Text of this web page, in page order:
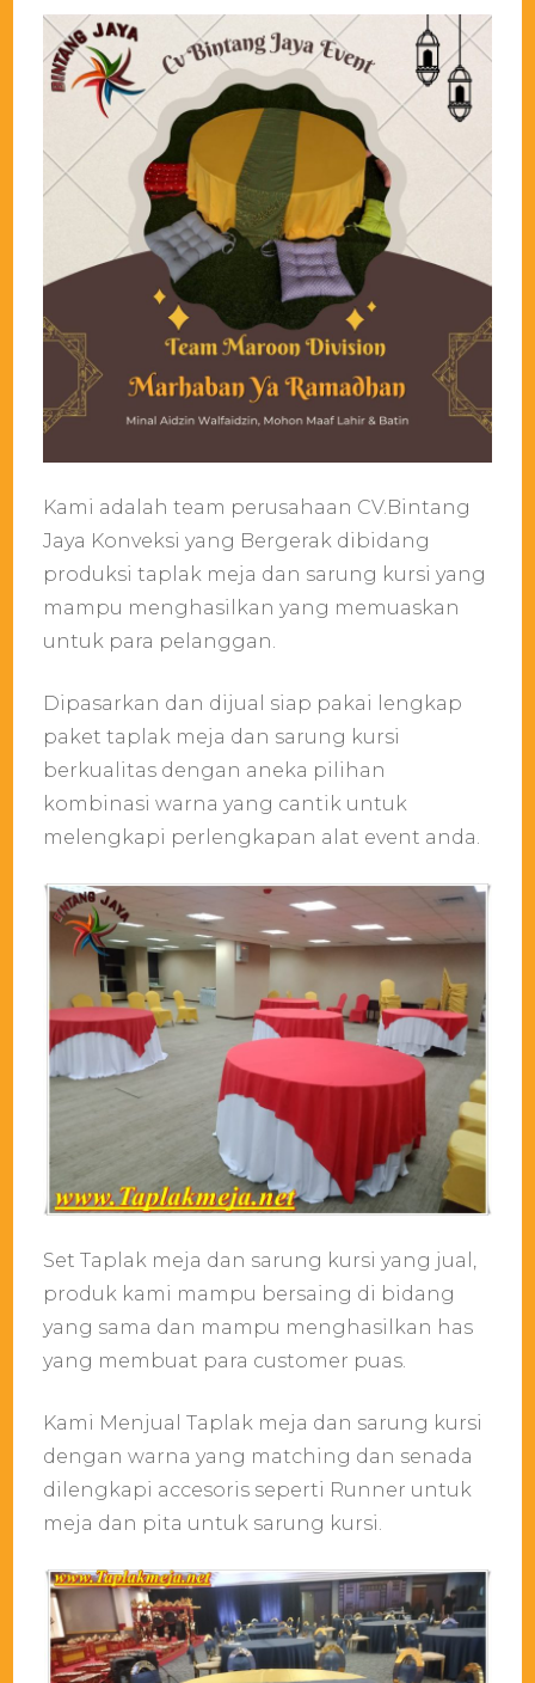
Kami adalah team perusahaan CV.Bintang
Jaya Konveksi yang Bergerak dibidang
produksi taplak meja dan sarung kursi yang
mampu menghasilkan yang memuaskan
untuk para pelanggan.
Dipasarkan dan dijual siap pakai lengkap
paket taplak meja dan sarung kursi
berkualitas dengan aneka pilihan
kombinasi warna yang cantik untuk
melengkapi perlengkapan alat event anda.
Set Taplak meja dan sarung kursi yang jual,
produk kami mampu bersaing di bidang
yang sama dan mampu menghasilkan has
yang membuat para customer puas.
Kami Menjual Taplak meja dan sarung kursi
dengan warna yang matching dan senada
dilengkapi accesoris seperti Runner untuk
meja dan pita untuk sarung kursi.